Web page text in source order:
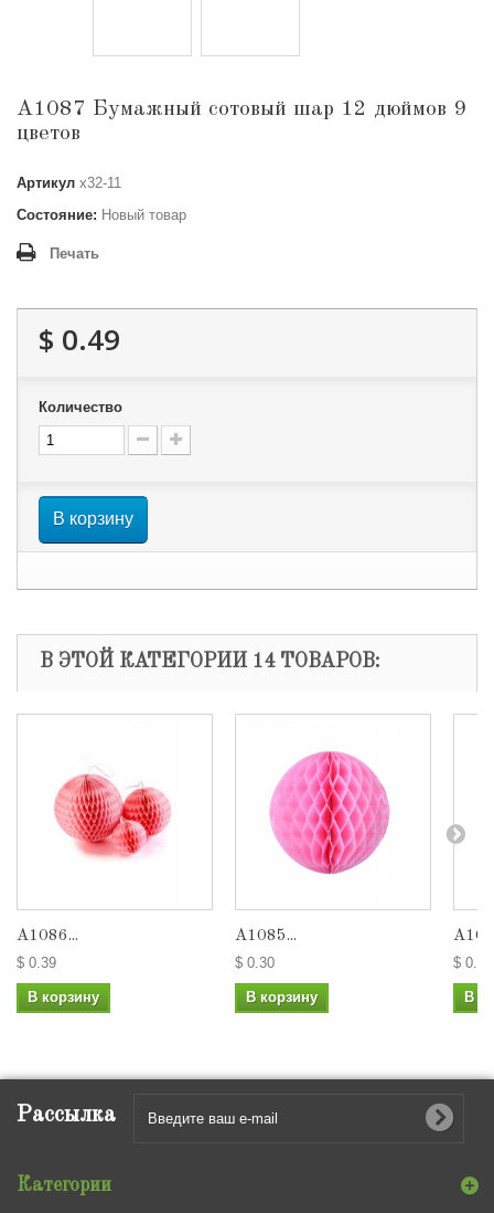
А1087 Бумажный сотовый шар 12 дюймов 9
цветов
Артикул х32-11
Состояние: Новый товар
Печать
$ 0.49
Количество
В корзину
В ЭТОЙ КАТЕГОРИИ 14 ТОВАРОВ:
А1086...
$ 0.39
В корзину
А1085...
$ 0.30
В корзину
$ 0.22
В
Рассылка
Категории